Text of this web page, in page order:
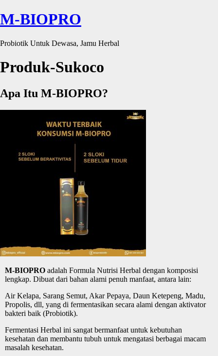
M-BIOPRO
Probiotik Untuk Dewasa, Jamu Herbal
Produk-Sukoco
Apa Itu M-BIOPRO?
M-BIOPRO adalah Formula Nutrisi Herbal dengan komposisi
lengkap. Dibuat dari bahan alami penuh manfaat, antara lain:
Air Kelapa, Sarang Semut, Akar Pepaya, Daun Ketepeng, Madu,
Propolis, dll, yang di fermentasikan secara alami dengan aktivator
bakteri baik (Probiotik).
Fermentasi Herbal ini sangat bermanfaat untuk kebutuhan
kesehatan dan membantu tubuh untuk mengatasi berbagai macam
masalah kesehatan.